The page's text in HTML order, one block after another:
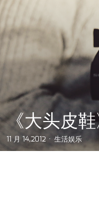
《大头皮
11 月 14,2012 生活娱乐